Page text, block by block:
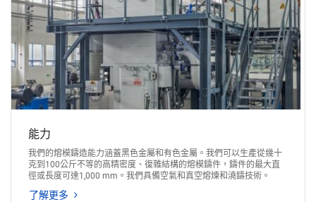
能力
我們的熔模鑄造能力涵蓋黑色金屬和有色金屬。我們可以生產從幾十
克到100公斤不等的高精密度、復雜結構的熔模鑄件，鑄件的最大直
徑或長度可達1,000 mm。我們具備空氣和真空熔煉和澆鑄技術。
了解更多